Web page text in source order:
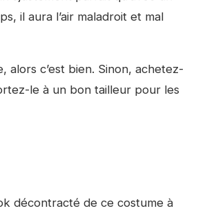
il aura l’air maladroit et mal
alors c’est bien. Sinon, achetez-
le à un bon tailleur pour les
décontracté de ce costume à